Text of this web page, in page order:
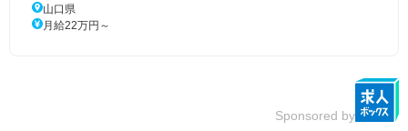
山口県
月給22万円～
Sponsored by